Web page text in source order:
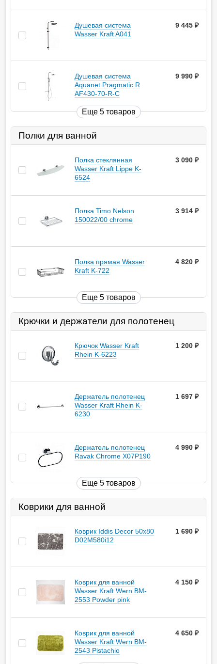
Душевая система
Wasser Kraft A041
9 445
Душевая система
Aquanet Pragmatic R
AF430-70-R-C
9 990
Еще 5 товаров
Полки для ванной
Полка стеклянная
Wasser Kraft Lippe K-
6524
3 090
Полка Timo Nelson
150022/00 chrome
3 914
Полка прямая Wasser
Kraft K-722
4 820
Еще 5 товаров
Крючки и держатели для полотенец
Крючок Wasser Kraft
Rhein K-6223
1 200
Держатель полотенец
Wasser Kraft Rhein K-
6230
1 697
Держатель полотенец
Ravak Chrome X07P190
4 990
Еще 5 товаров
Коврики для ванной
Коврик Iddis Decor 50х80
D02M580i12
1 690
Коврик для ванной
Wasser Kraft Wern BM-
2553 Powder pink
4 150
Коврик для ванной
Wasser Kraft Wern BM-
2543 Pistachio
4 650